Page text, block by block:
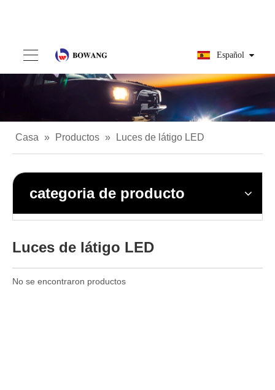
Español
Casa » Productos » Luces de látigo LED
categoria de producto
Luces de látigo LED
No se encontraron productos